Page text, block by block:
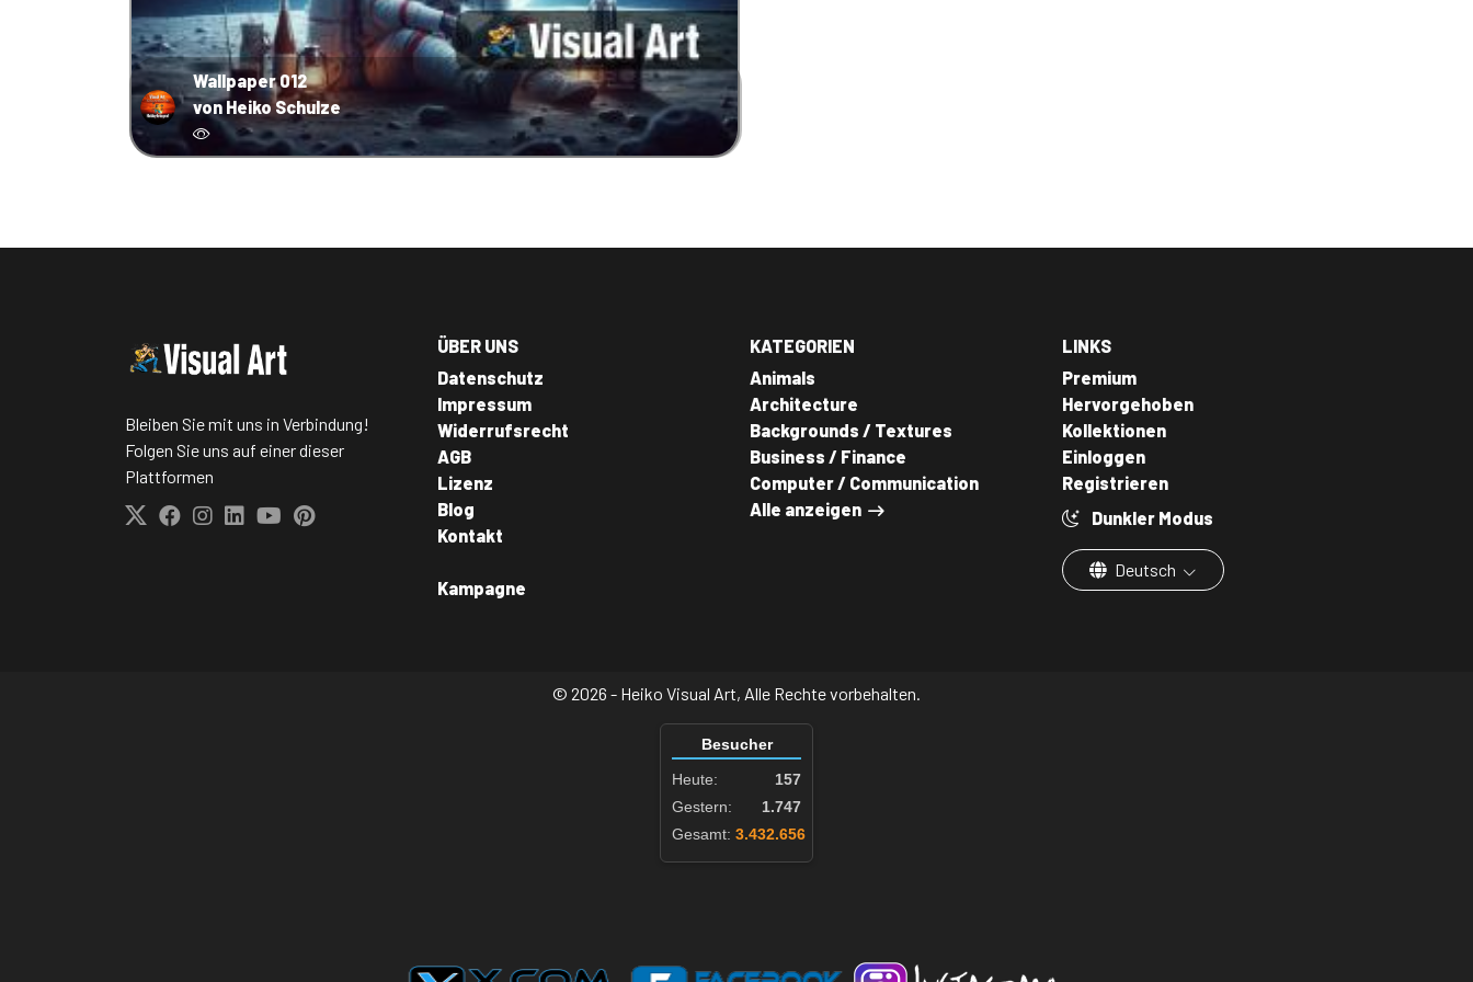
Wallpaper 012
von Heiko Schulze
Bleiben Sie mit uns in Verbindung!
Folgen Sie uns auf einer dieser
Plattformen
ÜBER UNS
Datenschutz
Impressum
Widerrufsrecht
AGB
Lizenz
Blog
Kontakt
Kampagne
KATEGORIEN
Animals
Architecture
Backgrounds / Textures
Business / Finance
Computer / Communication
Alle anzeigen
LINKS
Premium
Hervorgehoben
Kollektionen
Einloggen
Registrieren
Dunkler Modus
Deutsch
© 2026 - Heiko Visual Art, Alle Rechte vorbehalten.
Besucher
Heute:
157
Gestern:
1.747
Gesamt: 3.432.656